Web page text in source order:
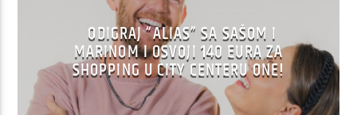
ODIGRAJ “ALIAS” SA SAŠOM I
MARINOM I OSVOJI 140 EURA ZA
SHOPPING U CITY CENTERU ONE!